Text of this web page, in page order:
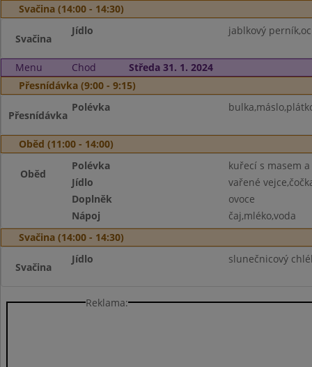
Svačina (14:00 - 14:30)
Svačina
Jídlo jablkový
Menu Chod
Středa 31. 1. 2024
Přesnídávka (9:00 - 9:15)
Přesnídávka
Polévka
Oběd (11:00 - 14:00)
Oběd
Polévka
kuřecí s masem
Jídlo
vařené
Doplněk
ovoce
Nápoj
čaj,mléko,voda
Svačina (14:00 - 14:30)
Svačina
Jídlo slunečnicový
Reklama: